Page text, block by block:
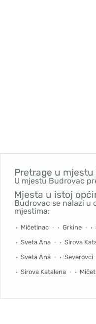
Pretrage u mjestu
U mjestu Budrovac
Mjesta u istoj
Budrovac se nalazi u
mjestima:
Mičetinac Grkine
Sveta Ana
Sirova
Sveta Ana
Severovci
Sirova Katalena